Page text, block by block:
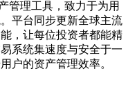
管理工具，致力于为用
平台同步更新全球主流
，让每位投资者都能精
系统集速度与安全于一
户的资产管理效率。